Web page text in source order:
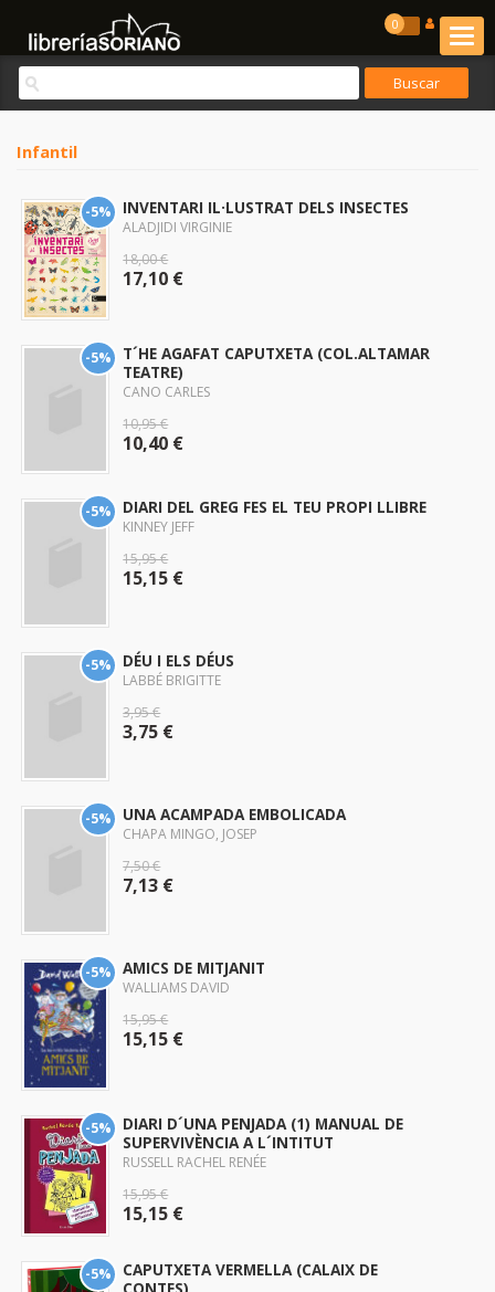
0
Infantil
-5% INVENTARI IL·LUSTRAT DELS INSECTES
ALADJIDI VIRGINIE
18,00 €
17,10 €
-5%
T´HE AGAFAT CAPUTXETA (COL.ALTAMAR
TEATRE)
CANO CARLES
10,95 €
10,40 €
-5% DIARI DEL GREG FES EL TEU PROPI LLIBRE
KINNEY JEFF
15,95 €
15,15 €
-5% DÉU I ELS DÉUS
LABBÉ BRIGITTE
3,95 €
3,75 €
-5% UNA ACAMPADA EMBOLICADA
CHAPA MINGO, JOSEP
7,50 €
7,13 €
-5% AMICS DE MITJANIT
WALLIAMS DAVID
15,95 €
15,15 €
-5%
DIARI D´UNA PENJADA (1) MANUAL DE
SUPERVIVÈNCIA A L´INTITUT
RUSSELL RACHEL RENÉE
15,95 €
15,15 €
-5%
CAPUTXETA VERMELLA (CALAIX DE